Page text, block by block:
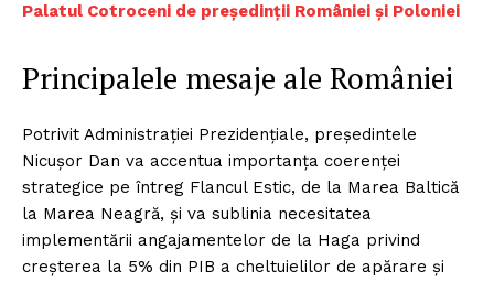
Palatul Cotroceni de președinții României și Poloniei
Principalele mesaje ale României
Potrivit Administrației Prezidențiale, președintele
Nicușor Dan va accentua importanța coerenței
strategice pe întreg Flancul Estic, de la Marea Baltică
la Marea Neagră, și va sublinia necesitatea
implementării angajamentelor de la Haga privind
creșterea la 5% din PIB a cheltuielilor de apărare și